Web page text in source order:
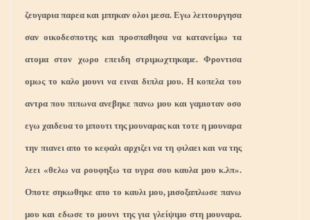
ζευγαρια παρεα και μπηκαν ολοι μεσα. Εγω λειτουργησα
σαν οικοδεσποτης και προσπαθησα να κατανείμω τα
ατομα στον χωρο επειδη στριμωχτηκαμε. Φροντισα
ομως το καλο μουνι να ειναι διπλα μου. Η κοπελα του
αντρα που πιπωνα ανεβηκε πανω μου και γαμιοταν οσο
εγω χαιδευα το μπουτι της μουναρας και τοτε η μουναρα
την πιανει απο το κεφαλι αρχιζει να τη φιλαει και να της
λεει «θελω να ρουφηξω τα υγρα σου καυλα μου κ.λπ».
Οποτε σηκωθηκε απο το καυλι μου, μισοξαπλωσε πανω
μου και εδωσε το μουνι της για γλείψιμο στη μουναρα.